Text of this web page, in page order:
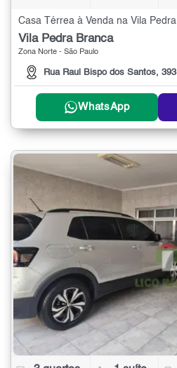
Vila Pedra Branca
Zona Norte - São Paulo
Rua Raul Bispo dos Santos, 393
WhatsApp